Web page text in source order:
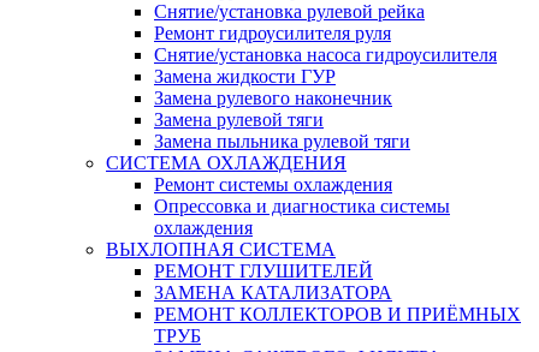
Снятие/установка рулевой рейка
Ремонт гидроусилителя руля
Снятие/установка насоса гидроусилителя
Замена жидкости ГУР
Замена рулевого наконечник
Замена рулевой тяги
Замена пыльника рулевой тяги
СИСТЕМА ОХЛАЖДЕНИЯ
Ремонт системы охлаждения
Опрессовка и диагностика системы
охлаждения
ВЫХЛОПНАЯ СИСТЕМА
РЕМОНТ ГЛУШИТЕЛЕЙ
ЗАМЕНА КАТАЛИЗАТОРА
РЕМОНТ КОЛЛЕКТОРОВ И ПРИЁМНЫХ
ТРУБ